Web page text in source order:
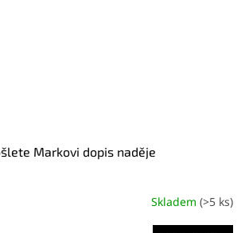
Markovi dopis naděje
Skladem (>5 ks)